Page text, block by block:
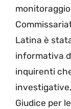
Latina è
informativa
inquirenti
Giudice per